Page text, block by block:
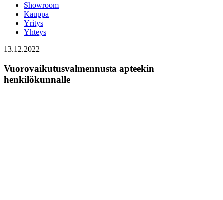
Showroom
Kauppa
Yritys
Yhteys
13.12.2022
Vuorovaikutusvalmennusta apteekin
henkilökunnalle